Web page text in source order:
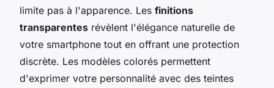
limite pas à l'apparence. Les finitions
transparentes révèlent l'élégance naturelle de
votre smartphone tout en offrant une protection
discrète. Les modèles colorés permettent
d'exprimer votre personnalité avec des teintes